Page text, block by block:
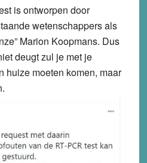
is ontworpen door
wetenschappers als
Marion Koopmans. Dus
deugt zul je met je
huize moeten komen, maar